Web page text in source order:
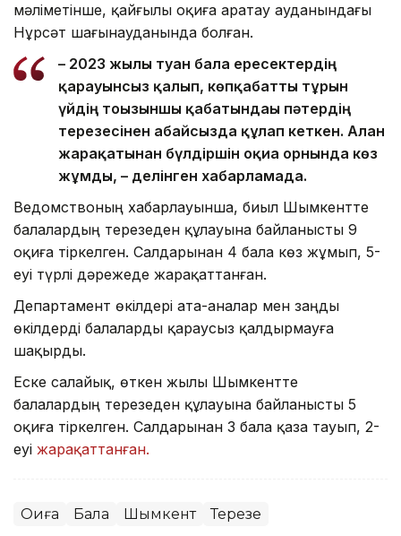
мәліметінше, қайғылы оқиға Қаратау ауданындағы
Нұрсәт шағынауданында болған.
– 2023 жылы туған бала ересектердің
қарауынсыз қалып, көпқабатты тұрғын
үйдің тоғызыншы қабатындағы пәтердің
терезесінен абайсызда құлап кеткен. Алған
жарақатынан бүлдіршін оқиға орнында көз
жұмды, – делінген хабарламада.
Ведомствоның хабарлауынша, биыл Шымкентте
балалардың терезеден құлауына байланысты 9
оқиға тіркелген. Салдарынан 4 бала көз жұмып, 5-
еуі түрлі дәрежеде жарақаттанған.
Департамент өкілдері ата-аналар мен заңды
өкілдерді балаларды қараусыз қалдырмауға
шақырды.
Еске салайық, өткен жылы Шымкентте
балалардың терезеден құлауына байланысты 5
оқиға тіркелген. Салдарынан 3 бала қаза тауып, 2-
еуі жарақаттанған.
Оқиға Бала Шымкент Терезе